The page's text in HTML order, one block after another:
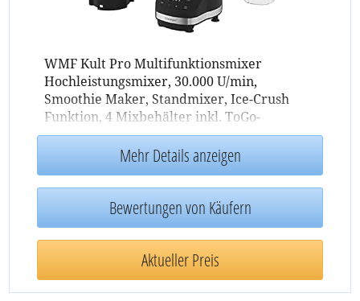
WMF Kult Pro Multifunktionsmixer
Hochleistungsmixer, 30.000 U/min,
Smoothie Maker, Standmixer, Ice-Crush
Funktion, 4 Mixbehälter inkl. ToGo-
Verschluss
Mehr Details anzeigen
Bewertungen von Käufern
Aktueller Preis